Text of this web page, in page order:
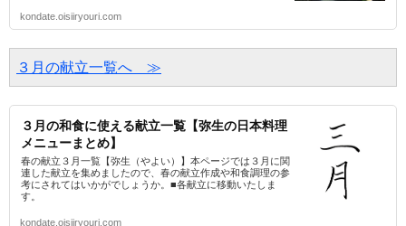
kondate.oisiiryouri.com
３月の献立一覧へ　≫
３月の和食に使える献立一覧【弥生の日本料理
メニューまとめ】
春の献立３月一覧【弥生（やよい）】本ページでは３月に関
連した献立を集めましたので、春の献立作成や和食調理の参
考にされてはいかがでしょうか。■各献立に移動いたしま
す。
kondate.oisiiryouri.com